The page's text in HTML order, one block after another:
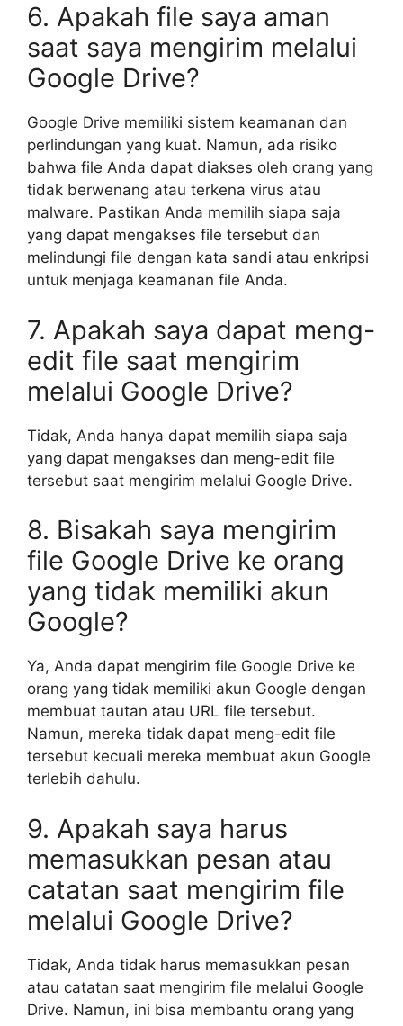
6. Apakah file saya aman
saat saya mengirim melalui
Google Drive?
Google Drive memiliki sistem keamanan dan
perlindungan yang kuat. Namun, ada risiko
bahwa file Anda dapat diakses oleh orang yang
tidak berwenang atau terkena virus atau
malware. Pastikan Anda memilih siapa saja
yang dapat mengakses file tersebut dan
melindungi file dengan kata sandi atau enkripsi
untuk menjaga keamanan file Anda.
7. Apakah saya dapat meng-
edit file saat mengirim
melalui Google Drive?
Tidak, Anda hanya dapat memilih siapa saja
yang dapat mengakses dan meng-edit file
tersebut saat mengirim melalui Google Drive.
8. Bisakah saya mengirim
file Google Drive ke orang
yang tidak memiliki akun
Google?
Ya, Anda dapat mengirim file Google Drive ke
orang yang tidak memiliki akun Google dengan
membuat tautan atau URL file tersebut.
Namun, mereka tidak dapat meng-edit file
tersebut kecuali mereka membuat akun Google
terlebih dahulu.
9. Apakah saya harus
memasukkan pesan atau
catatan saat mengirim file
melalui Google Drive?
Tidak, Anda tidak harus memasukkan pesan
atau catatan saat mengirim file melalui Google
Drive. Namun, ini bisa membantu orang yang